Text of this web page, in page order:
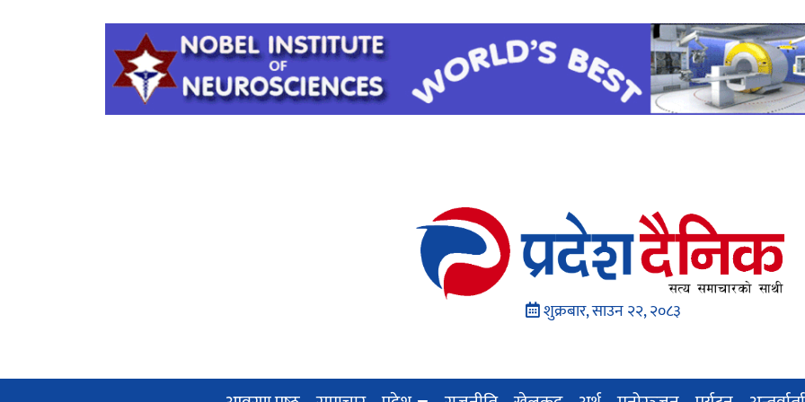
शुक्रबार, साउन २२, २०८३